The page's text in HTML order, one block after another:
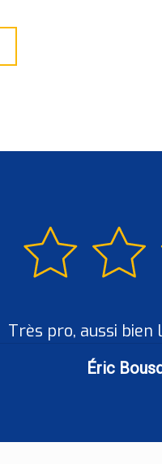
Très pro, aussi bien
Éric